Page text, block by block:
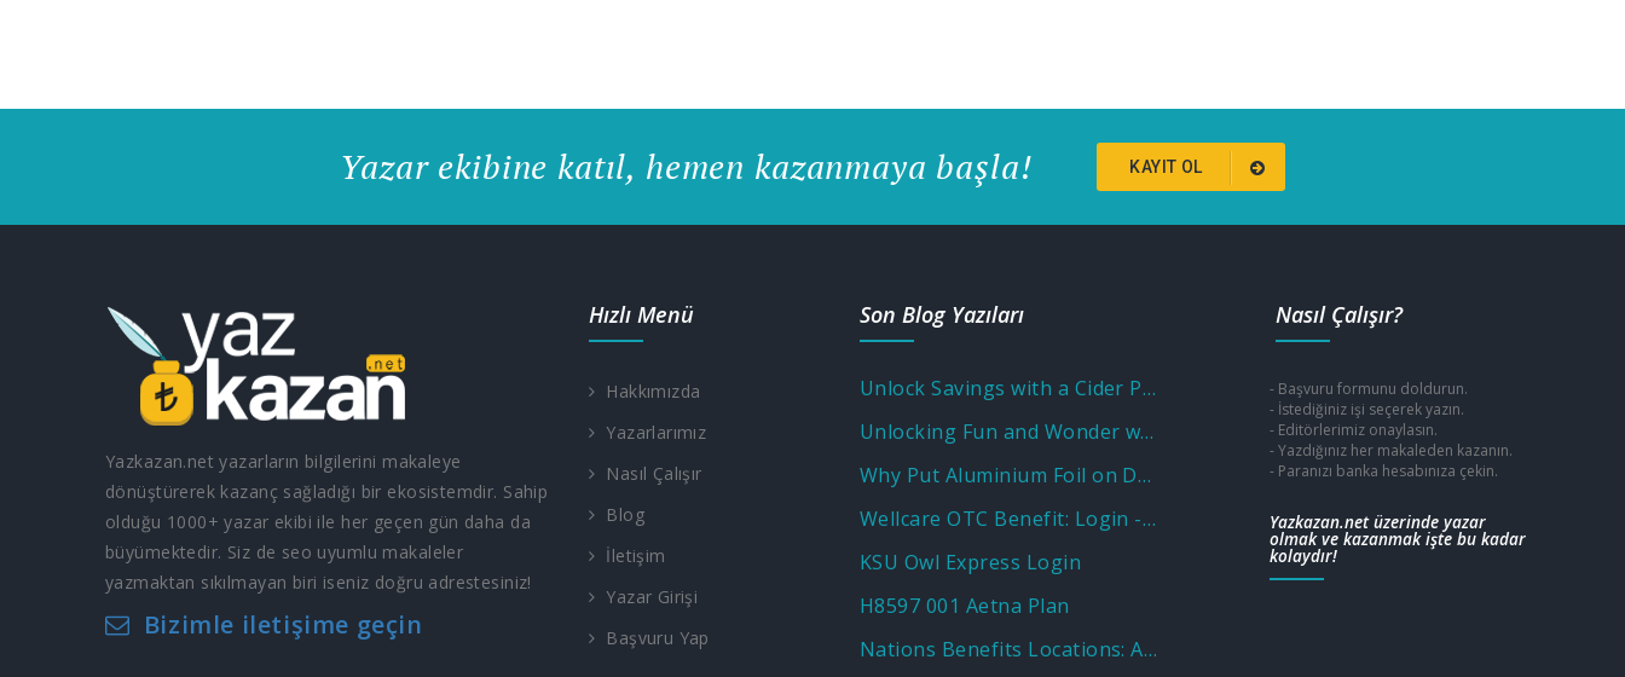
Yazar ekibine katıl, hemen kazanmaya başla! KAYIT OL
Yazkazan.net yazarların bilgilerini makaleye
dönüştürerek kazanç sağladığı bir ekosistemdir. Sahip
olduğu 1000+ yazar ekibi ile her geçen gün daha da
büyümektedir. Siz de seo uyumlu makaleler
yazmaktan sıkılmayan biri iseniz doğru adrestesiniz!
Bizimle iletişime geçin
Hızlı Menü
Hakkımızda
Yazarlarımız
Nasıl Çalışır
Blog
İletişim
Yazar Girişi
Başvuru Yap
Son Blog Yazıları
Unlock Savings with a Cider Promo Code
Unlocking Fun and Wonder with a Museum of Illusions Promo Code
Why Put Aluminium Foil on Door Knobs? Unveiling the Practical and Unusual Uses
Wellcare OTC Benefit: Login - Sign in Program - Catalog
KSU Owl Express Login
H8597 001 Aetna Plan
Nations Benefits Locations: Address & Near Me
Nasıl Çalışır?
- Başvuru formunu doldurun.
- İstediğiniz işi seçerek yazın.
- Editörlerimiz onaylasın.
- Yazdığınız her makaleden kazanın.
- Paranızı banka hesabınıza çekin.
Yazkazan.net üzerinde yazar
olmak ve kazanmak işte bu kadar
kolaydır!